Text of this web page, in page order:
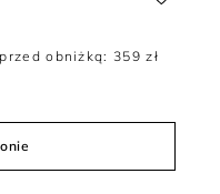
obniżką: 359 zł